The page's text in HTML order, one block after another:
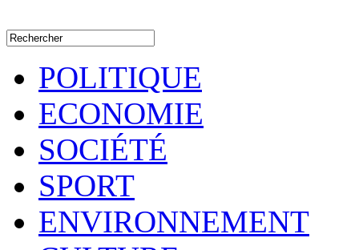
POLITIQUE
ECONOMIE
SOCIÉTÉ
SPORT
ENVIRONNEMENT